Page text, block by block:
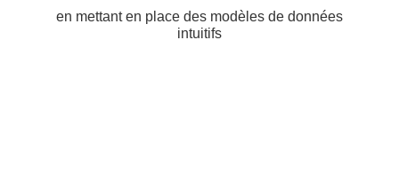
en mettant en place des modèles de données
intuitifs